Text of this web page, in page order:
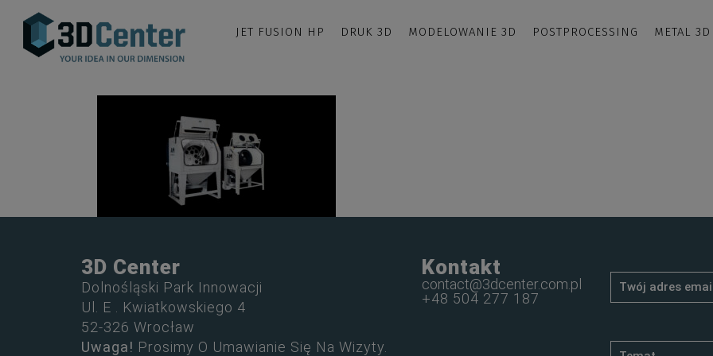
JET FUSION HP DRUK 3D MODELOWANIE 3D POSTPROCESSING METAL 3D
3D Center
Dolnośląski Park Innowacji
Ul. E . Kwiatkowskiego 4
52-326 Wrocław
Uwaga! Prosimy O Umawianie Się Na Wizyty.
Kontakt
contact@3dcenter.com.pl
+48 504 277 187